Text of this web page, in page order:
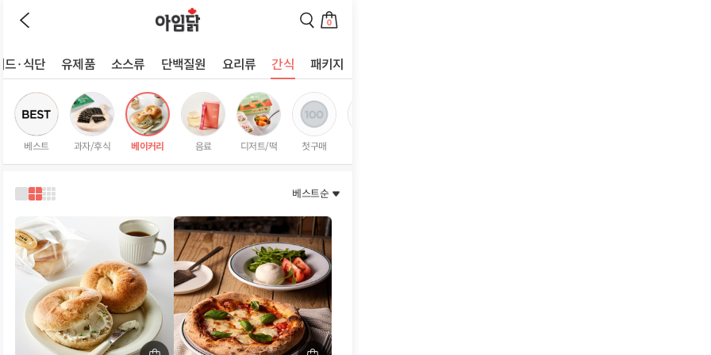
전
지
동
하
기
색
동
하
기
0
바
구
로
이
동
하
기
드·식단 유제품 소스류 단백질원 요리류 간식
패키지
리
베스트 과자/후식 베이커리 음료 디저트/떡 첫구매
1
로
보
기
2
로
보
기
3
로
보
기
베스트순